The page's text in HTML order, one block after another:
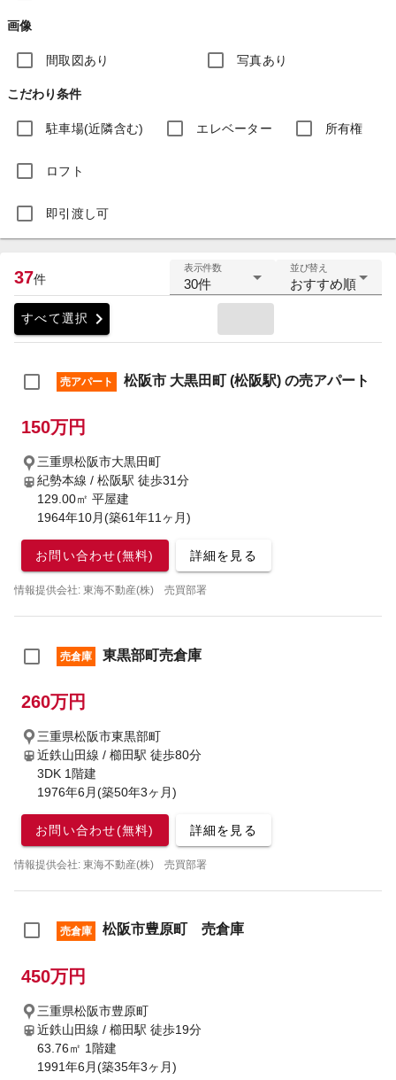
画像
間取図あり 写真あり
こだわり条件
駐車場(近隣含む) エレベーター 所有権
ロフト
即引渡し可
37件
表示件数
30件
並び替え
おすすめ順
すべて選択 chevron_right
売アパート 松阪市 大黒田町 (松阪駅) の売アパート
150万円
三重県松阪市大黒田町
紀勢本線 / 松阪駅 徒歩31分
129.00㎡ 平屋建
1964年10月(築61年11ヶ月)
お問い合わせ(無料) 詳細を見る
情報提供会社: 東海不動産(株) 売買部署
売倉庫 東黒部町売倉庫
260万円
三重県松阪市東黒部町
近鉄山田線 / 櫛田駅 徒歩80分
3DK 1階建
1976年6月(築50年3ヶ月)
お問い合わせ(無料) 詳細を見る
情報提供会社: 東海不動産(株) 売買部署
売倉庫 松阪市豊原町 売倉庫
450万円
三重県松阪市豊原町
近鉄山田線 / 櫛田駅 徒歩19分
63.76㎡ 1階建
1991年6月(築35年3ヶ月)